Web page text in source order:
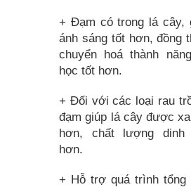
+ Đạm có trong lá cây,
ánh sáng tốt hơn, đồng
chuyển hoá thành
học tốt hơn.
+ Đối với các loại rau
đạm giúp lá cây được
hơn, chất lượng dinh
hơn.
+ Hỗ trợ quá trình tổng